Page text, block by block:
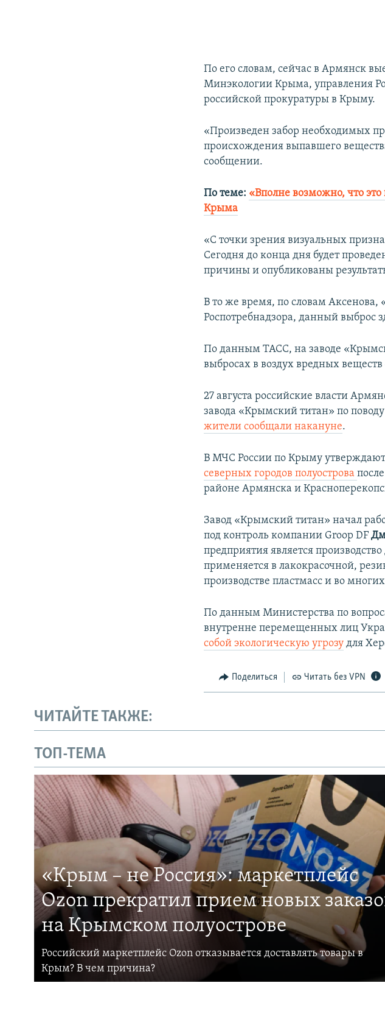
По его словам, сейчас в Армянск
Минэкологии Крыма, управления
российской прокуратуры в Крыму.
«Произведен забор необходимых
происхождения выпавшего
сообщении.
По теме: «Вполне возможно, что
Крыма
«С точки зрения визуальных
Сегодня до конца дня будет
причины и опубликованы
В то же время, по словам
Роспотребнадзора, данный выброс
По данным ТАСС, на заводе
выбросах в воздух вредных
27 августа российские власти
завода «Крымский титан» по
жители сообщали накануне.
В МЧС России по Крыму
северных городов полуострова
районе Армянска и
Завод «Крымский титан» начал
под контроль компании Groop DF
предприятия является
применяется в лакокрасочной,
производстве пластмасс и во
По данным Министерства по
внутренне перемещенных лиц
собой экологическую угрозу для
Поделиться Читать без VPN
ЧИТАЙТЕ ТАКЖЕ:
ТОП-ТЕМА
«Крым – не Россия»: маркетплейс
Ozon прекратил прием новых
на Крымском полуострове
Российский маркетплейс Ozon отказывается доставлять товары в
Крым? В чем причина?